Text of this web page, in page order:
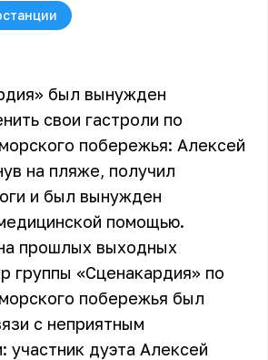
был вынужден
свои гастроли по
побережья: Алексей
на пляже, получил
и был вынужден
помощью.
прошлых выходных
группы «Сценакардия» по
побережья был
с неприятным
участник дуэта Алексей